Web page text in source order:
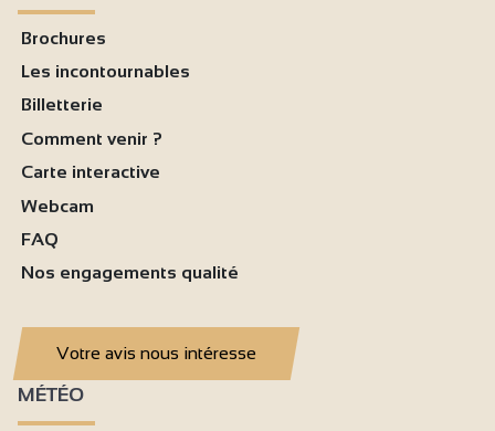
Brochures
Les incontournables
Billetterie
Comment venir ?
Carte interactive
Webcam
FAQ
Nos engagements qualité
Votre avis nous intéresse
MÉTÉO